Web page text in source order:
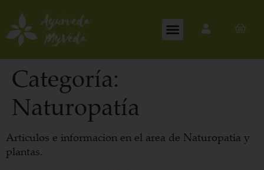
Categoría:
Naturopatía
Articulos e informacion en el area de Naturopatia y
plantas.